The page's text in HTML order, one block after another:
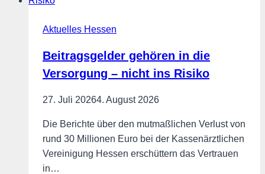
Berliner
Aktuelles Hessen
Beitragsgelder gehören in die
Versorgung – nicht ins Risiko
27. Juli 20264. August 2026
Die Berichte über den mutmaßlichen Verlust von
rund 30 Millionen Euro bei der Kassenärztlichen
Vereinigung Hessen erschüttern das Vertrauen
in…